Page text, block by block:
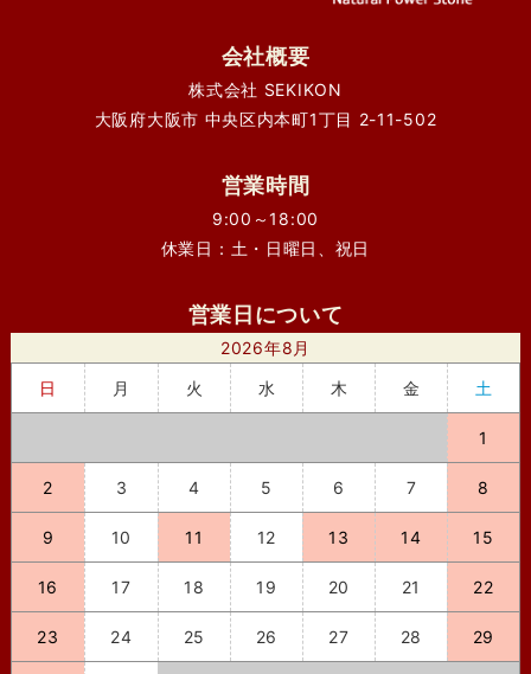
会社概要
株式会社 SEKIKON
大阪府大阪市 中央区内本町1丁目 2-11-502
営業時間
9:00～18:00
休業日：土・日曜日、祝日
営業日について
2026年8月
日
月 火 水 木 金 土
1
2 3 4 5 6 7 8
9 10 11 12 13 14 15
16 17 18 19 20 21 22
23 24 25 26 27 28 29